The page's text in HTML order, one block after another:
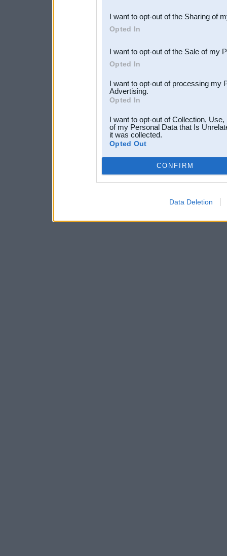
Downstream Participants
third parties.
I want to opt-out of the Sharing of
Opted In
I want to opt-out of the Sale of my
Opted In
I want to opt-out of processing my
Advertising.
Opted In
I want to opt-out of Collection,
of my Personal Data that Is
it was collected.
Opted Out
CONFIRM
Data Deletion